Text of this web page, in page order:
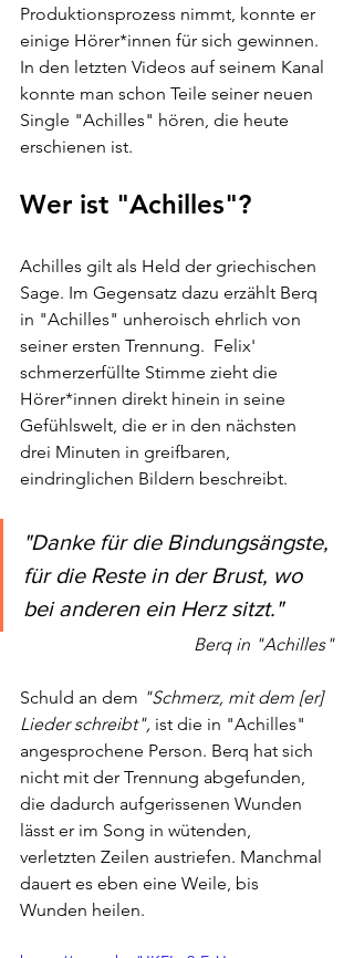
Produktionsprozess nimmt, konnte er
einige Hörer*innen für sich gewinnen.
In den letzten Videos auf seinem Kanal
konnte man schon Teile seiner neuen
Single "Achilles" hören, die heute
erschienen ist.
Wer ist "Achilles"?
Achilles gilt als Held der griechischen
Sage. Im Gegensatz dazu erzählt Berq
in "Achilles" unheroisch ehrlich von
seiner ersten Trennung.  Felix'
schmerzerfüllte Stimme zieht die
Hörer*innen direkt hinein in seine
Gefühlswelt, die er in den nächsten
drei Minuten in greifbaren,
eindringlichen Bildern beschreibt.
"Danke für die Bindungsängste,
für die Reste in der Brust, wo
bei anderen ein Herz sitzt."
Berq in "Achilles"
Schuld an dem "Schmerz, mit dem [er]
Lieder schreibt", ist die in "Achilles"
angesprochene Person. Berq hat sich
nicht mit der Trennung abgefunden,
die dadurch aufgerissenen Wunden
lässt er im Song in wütenden,
verletzten Zeilen austriefen. Manchmal
dauert es eben eine Weile, bis
Wunden heilen.